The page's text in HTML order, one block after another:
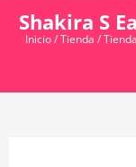
Shakira S
Inicio/Tienda /Tienda